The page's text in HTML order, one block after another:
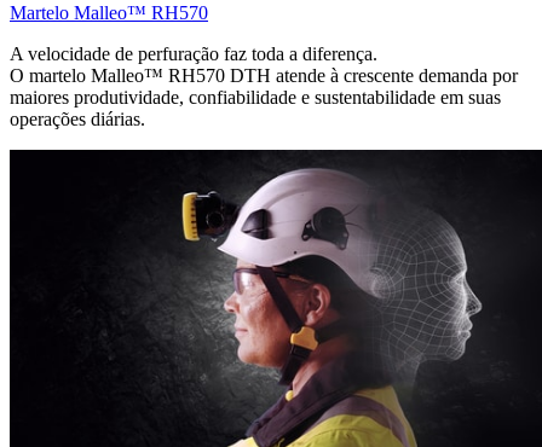
Martelo Malleo™ RH570
A velocidade de perfuração faz toda a diferença.
O martelo Malleo™ RH570 DTH atende à crescente demanda por
maiores produtividade, confiabilidade e sustentabilidade em suas
operações diárias.